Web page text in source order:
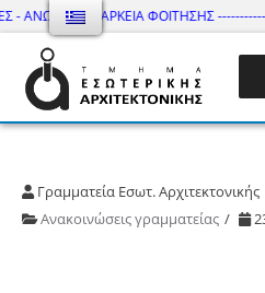
ΑΝΩΤΑΤΗ ΔΙΑΡΚΕΙΑ ΦΟΙΤΗΣΗΣ ------------
Τμήμα Εσωτ.
Γραμματεία Εσωτ. Αρχιτεκτονικής
Ανακοινώσεις γραμματείας